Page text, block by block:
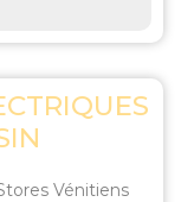
Vénitiens